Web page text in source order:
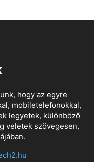
hogy az egyre
mobiletelefonokkal,
legyetek, különböző
veletek szövegesen,